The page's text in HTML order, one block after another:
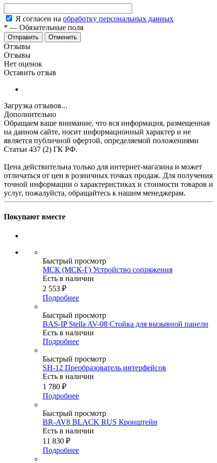
Я согласен на обработку персональных данных
* — Обязательные поля
Отменить
Отзывы
Отзывы
Нет оценок
Оставить отзыв
Загрузка отзывов...
Дополнительно
Обращаем ваше внимание, что вся информация, размещенная
на данном сайте, носит информационный характер и не
является публичной офертой, определяемой положениями
Статьи 437 (2) ГК РФ.
Цена действительна только для интернет-магазина и может
отличаться от цен в розничных точках продаж. Для получения
точной информации о характеристиках и стоимости товаров и
услуг, пожалуйста, обращайтесь к нашим менеджерам.
Покупают вместе
Быстрый просмотр
МСК (МСК-Г) Устройство сопряжения
Есть в наличии
2 553 ₽
Подробнее
Быстрый просмотр
BAS-IP Stella AV-08 Стойка для вызывной панели
Есть в наличии
Подробнее
Быстрый просмотр
SH-12 Преобразователь интерфейсов
Есть в наличии
1 780 ₽
Подробнее
Быстрый просмотр
BR-AV8 BLACK RUS Кронштейн
Есть в наличии
11 830 ₽
Подробнее